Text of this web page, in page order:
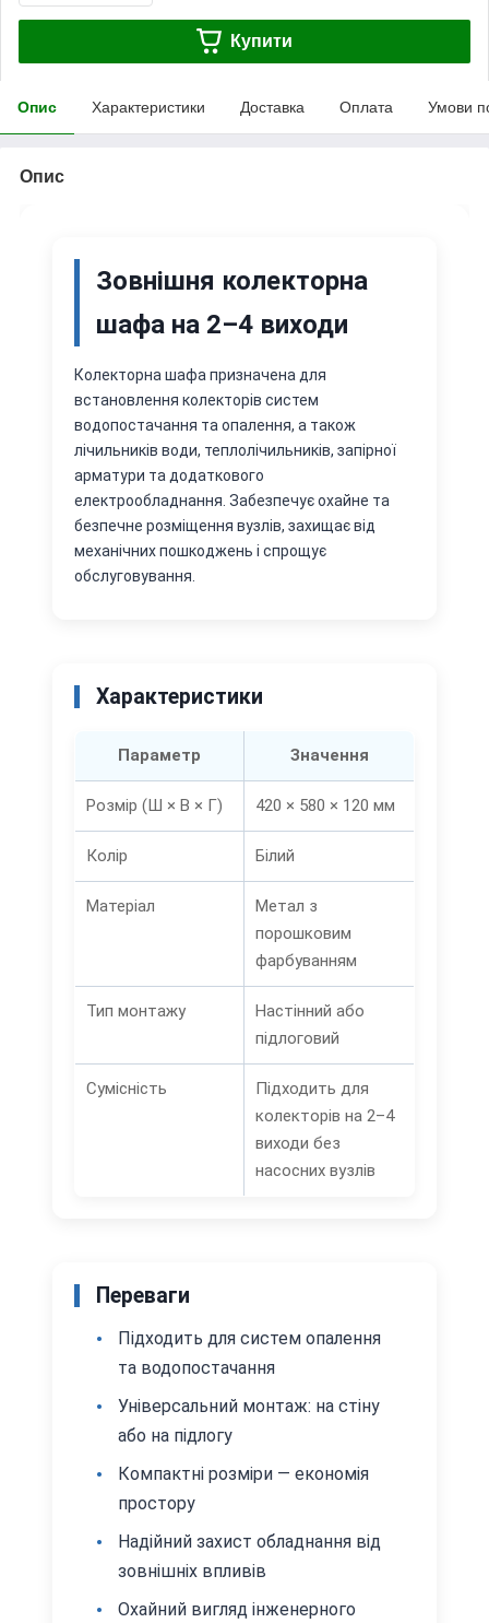
Купити
Опис Характеристики Доставка Оплата Умови
Опис
Зовнішня колекторна
шафа на 2–4 виходи
Колекторна шафа призначена для
встановлення колекторів систем
водопостачання та опалення, а також
лічильників води, теплолічильників, запірної
арматури та додаткового
електрообладнання. Забезпечує охайне та
безпечне розміщення вузлів, захищає від
механічних пошкоджень і спрощує
обслуговування.
Характеристики
Параметр Значення
Розмір (Ш × В × Г) 420 × 580 × 120 мм
Колір Білий
Матеріал
Метал з
порошковим
фарбуванням
Тип монтажу
Настінний або
підлоговий
Сумісність
Підходить для
колекторів на 2–4
виходи без
насосних вузлів
Переваги
Підходить для систем опалення
та водопостачання
Універсальний монтаж: на стіну
або на підлогу
Компактні розміри — економія
простору
Надійний захист обладнання від
зовнішніх впливів
Охайний вигляд інженерного